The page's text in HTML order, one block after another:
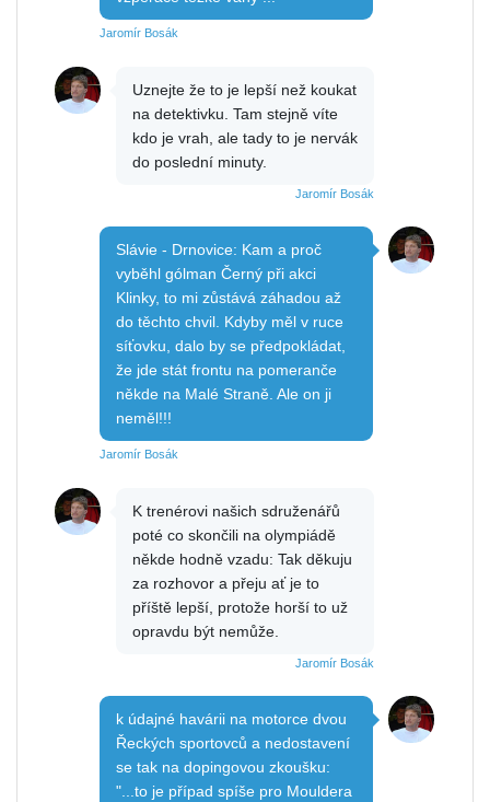
Jaromír Bosák
Uznejte že to je lepší než koukat
na detektivku. Tam stejně víte
kdo je vrah, ale tady to je nervák
do poslední minuty.
Jaromír Bosák
Slávie - Drnovice: Kam a proč
vyběhl gólman Černý při akci
Klinky, to mi zůstává záhadou až
do těchto chvil. Kdyby měl v ruce
síťovku, dalo by se předpokládat,
že jde stát frontu na pomeranče
někde na Malé Straně. Ale on ji
neměl!!!
Jaromír Bosák
K trenérovi našich sdruženářů
poté co skončili na olympiádě
někde hodně vzadu: Tak děkuju
za rozhovor a přeju ať je to
příště lepší, protože horší to už
opravdu být nemůže.
Jaromír Bosák
k údajné havárii na motorce dvou
Řeckých sportovců a nedostavení
se tak na dopingovou zkoušku:
"...to je případ spíše pro Mouldera